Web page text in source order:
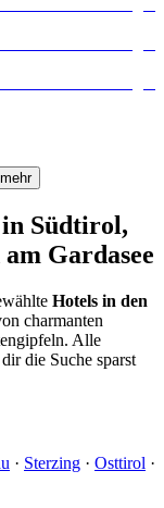
mehr
Südtirol,
Gardasee
Hotels in den
charmanten
Alle
die Suche sparst
· Sterzing · Osttirol ·